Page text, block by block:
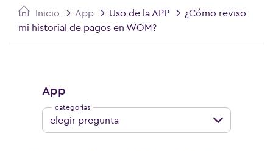
Inicio App Uso de la APP
¿Cómo reviso
mi historial de pagos en WOM?
App
elegir pregunta